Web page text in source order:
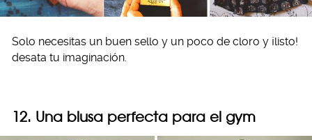
Solo necesitas un buen sello y un poco de cloro y ¡listo!
desata tu imaginación.
12. Una blusa perfecta para el gym